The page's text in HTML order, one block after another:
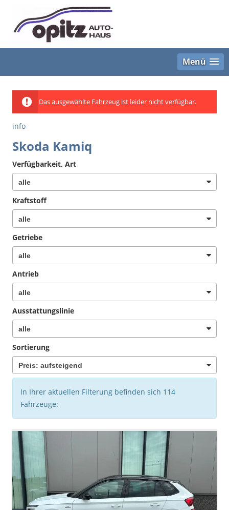
Menü
Das ausgewählte Fahrzeug ist leider nicht verfügbar.
info
Skoda Kamiq
Verfügbarkeit, Art
Kraftstoff
Getriebe
Antrieb
Ausstattungslinie
Sortierung
In Ihrer aktuellen Filterung befinden sich 114
Fahrzeuge: